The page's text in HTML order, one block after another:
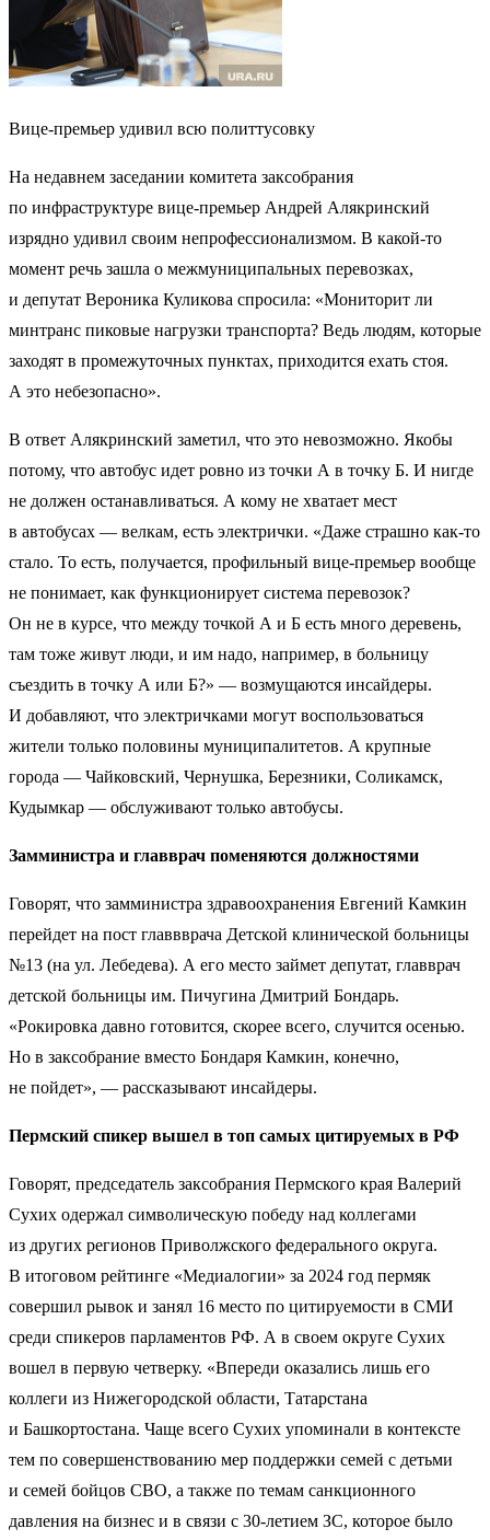
Вице-премьер удивил всю политтусовку
На недавнем заседании комитета заксобрания
по инфраструктуре вице-премьер Андрей Алякринский
изрядно удивил своим непрофессионализмом. В какой-то
момент речь зашла о межмуниципальных перевозках,
и депутат Вероника Куликова спросила: «Мониторит ли
минтранс пиковые нагрузки транспорта? Ведь людям, которые
заходят в промежуточных пунктах, приходится ехать стоя.
А это небезопасно».
В ответ Алякринский заметил, что это невозможно. Якобы
потому, что автобус идет ровно из точки А в точку Б. И нигде
не должен останавливаться. А кому не хватает мест
в автобусах — велкам, есть электрички. «Даже страшно как-то
стало. То есть, получается, профильный вице-премьер вообще
не понимает, как функционирует система перевозок?
Он не в курсе, что между точкой А и Б есть много деревень,
там тоже живут люди, и им надо, например, в больницу
съездить в точку А или Б?» — возмущаются инсайдеры.
И добавляют, что электричками могут воспользоваться
жители только половины муниципалитетов. А крупные
города — Чайковский, Чернушка, Березники, Соликамск,
Кудымкар — обслуживают только автобусы.
Замминистра и главврач поменяются должностями
Говорят, что замминистра здравоохранения Евгений Камкин
перейдет на пост главвврача Детской клинической больницы
№13 (на ул. Лебедева). А его место займет депутат, главврач
детской больницы им. Пичугина Дмитрий Бондарь.
«Рокировка давно готовится, скорее всего, случится осенью.
Но в заксобрание вместо Бондаря Камкин, конечно,
не пойдет», — рассказывают инсайдеры.
Пермский спикер вышел в топ самых цитируемых в РФ
Говорят, председатель заксобрания Пермского края Валерий
Сухих одержал символическую победу над коллегами
из других регионов Приволжского федерального округа.
В итоговом рейтинге «Медиалогии» за 2024 год пермяк
совершил рывок и занял 16 место по цитируемости в СМИ
среди спикеров парламентов РФ. А в своем округе Сухих
вошел в первую четверку. «Впереди оказались лишь его
коллеги из Нижегородской области, Татарстана
и Башкортостана. Чаще всего Сухих упоминали в контексте
тем по совершенствованию мер поддержки семей с детьми
и семей бойцов СВО, а также по темам санкционного
давления на бизнес и в связи с 30-летием ЗС, которое было